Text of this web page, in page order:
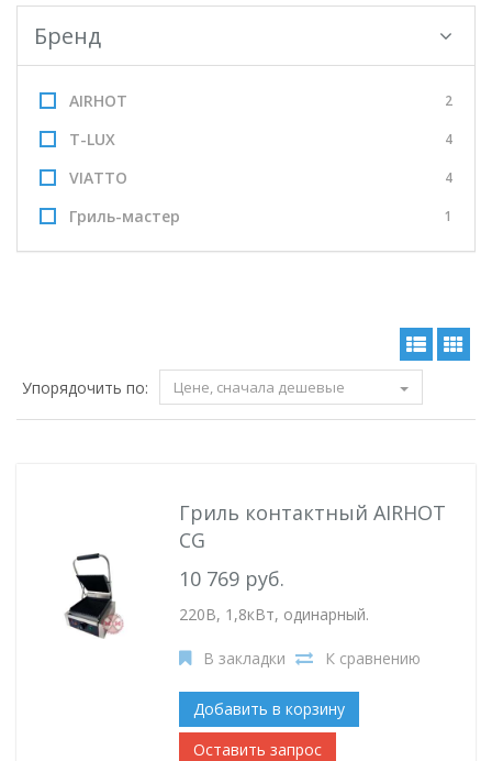
Бренд
AIRHOT 2
T-LUX 4
VIATTO 4
Гриль-мастер 1
Упорядочить по: Цене, сначала дешевые
Гриль контактный AIRHOT
CG
10 769 руб.
220В, 1,8кВт, одинарный.
В закладки К сравнению
Добавить в корзину
Оставить запрос